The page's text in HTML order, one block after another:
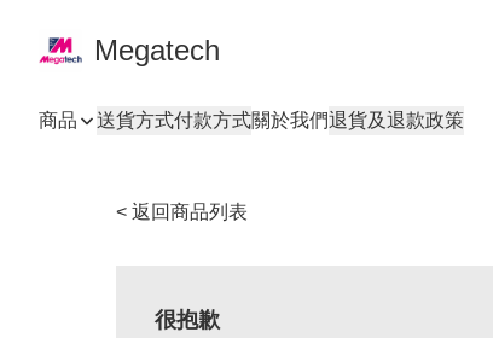
Megatech
商品 送貨方式付款方式關於我們退貨及退款政策
< 返回商品列表
很抱歉